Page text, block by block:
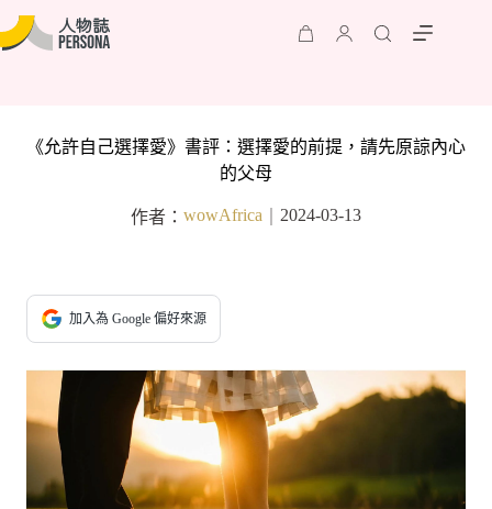
《允許自己選擇愛》書評：選擇愛的前提，請先原諒內心
的父母
作者： wowAfrica 2024-03-13
加入為 Google 偏好來源